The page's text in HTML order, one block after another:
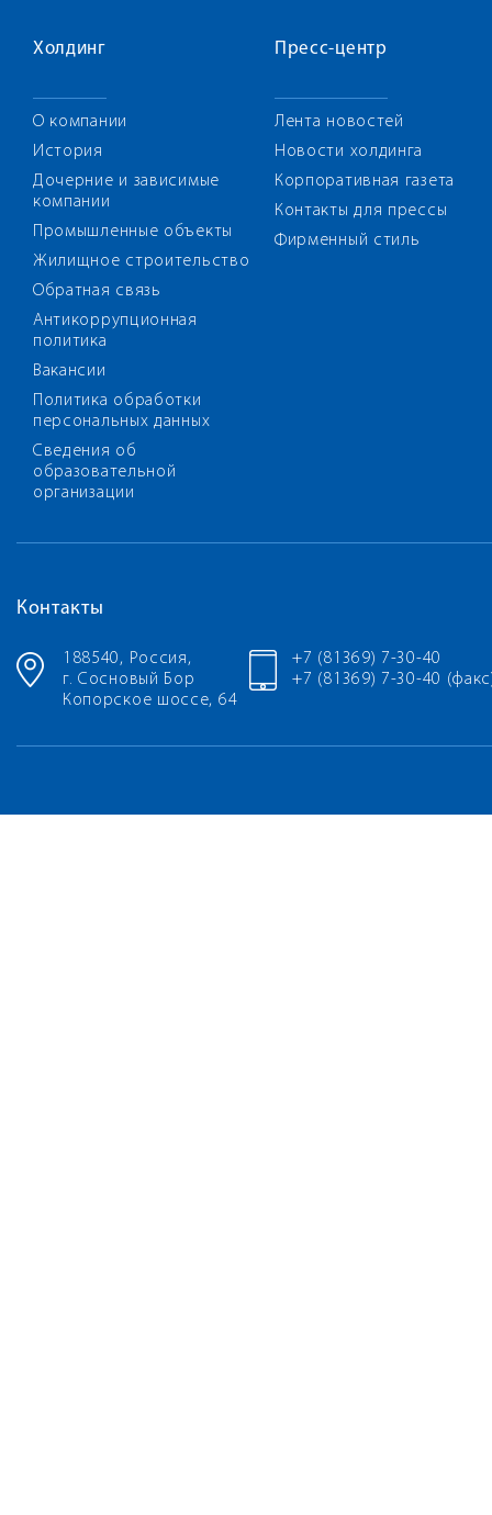
Холдинг
О компании
История
Дочерние и зависимые
компании
Промышленные объекты
Жилищное строительство
Обратная связь
Антикоррупционная
политика
Вакансии
Политика обработки
персональных данных
Сведения об
образовательной
организации
Пресс-центр
Лента новостей
Новости холдинга
Корпоративная газета
Контакты для прессы
Фирменный стиль
Контакты
188540, Россия,
г. Сосновый Бор
Копорское шоссе, 64
+7 (81369) 7-30-40
+7 (81369) 7-30-40